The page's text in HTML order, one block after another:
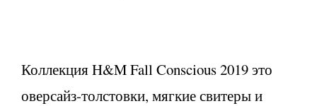
Коллекция H&M Fall Conscious 2019 это
оверсайз-толстовки, мягкие свитеры и